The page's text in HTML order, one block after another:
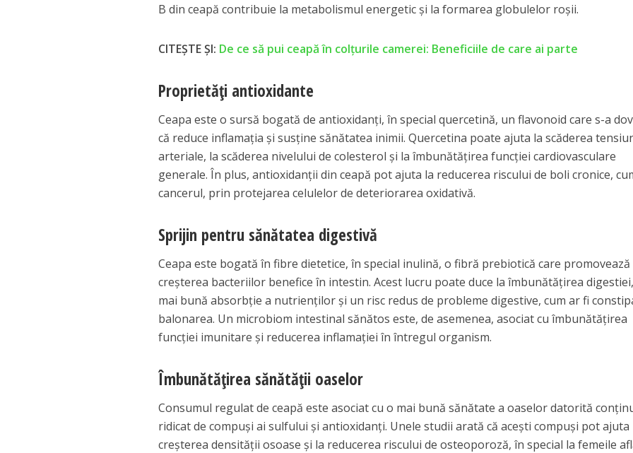
B din ceapă contribuie la metabolismul energetic și la formarea globulelor roșii.
CITEȘTE ȘI: De ce să pui ceapă în colțurile camerei: Beneficiile de care ai parte
Proprietăți antioxidante
Ceapa este o sursă bogată de antioxidanți, în special quercetină, un flavonoid care s-a
că reduce inflamația și susține sănătatea inimii. Quercetina poate ajuta la scăderea
arteriale, la scăderea nivelului de colesterol și la îmbunătățirea funcției cardiovasculare
generale. În plus, antioxidanții din ceapă pot ajuta la reducerea riscului de boli cronice,
cancerul, prin protejarea celulelor de deteriorarea oxidativă.
Sprijin pentru sănătatea digestivă
Ceapa este bogată în fibre dietetice, în special inulină, o fibră prebiotică care promovează
creșterea bacteriilor benefice în intestin. Acest lucru poate duce la îmbunătățirea
mai bună absorbție a nutrienților și un risc redus de probleme digestive, cum ar fi
balonarea. Un microbiom intestinal sănătos este, de asemenea, asociat cu îmbunătățirea
funcției imunitare și reducerea inflamației în întregul organism.
Îmbunătățirea sănătății oaselor
Consumul regulat de ceapă este asociat cu o mai bună sănătate a oaselor datorită
ridicat de compuși ai sulfului și antioxidanți. Unele studii arată că acești compuși pot ajuta
creșterea densității osoase și la reducerea riscului de osteoporoză, în special la femeile